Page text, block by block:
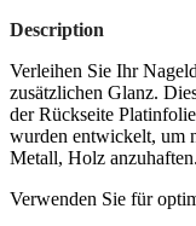
Description
Verleihen Sie Ihr
zusätzlichen Glanz.
der Rückseite
wurden entwickelt, um
Metall, Holz anzuhaften.
Verwenden Sie für